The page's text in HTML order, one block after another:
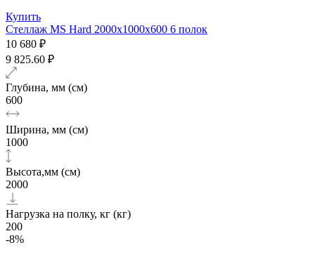
Купить
Стеллаж MS Hard 2000х1000x600 6 полок
10 680 ₽
9 825.60 ₽
Глубина, мм (см)
600
Ширина, мм (см)
1000
Высота,мм (см)
2000
Нагрузка на полку, кг (кг)
200
-8%